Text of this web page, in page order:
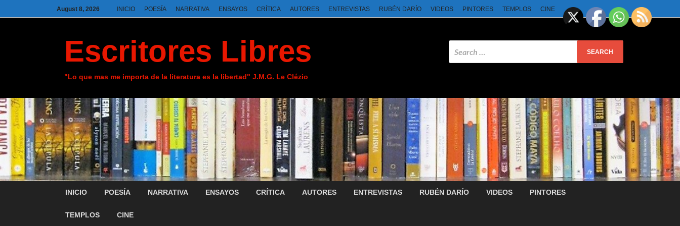
August 8, 2026 INICIO POESÍA NARRATIVA ENSAYOS CRÍTICA AUTORES ENTREVISTAS RUBÉN DARÍO VIDEOS PINTORES TEMPLOS CINE
Escritores Libres
"Lo que mas me importa de la literatura es la libertad" J.M.G. Le Clézio
INICIO POESÍA NARRATIVA ENSAYOS CRÍTICA AUTORES ENTREVISTAS RUBÉN DARÍO VIDEOS PINTORES
TEMPLOS CINE